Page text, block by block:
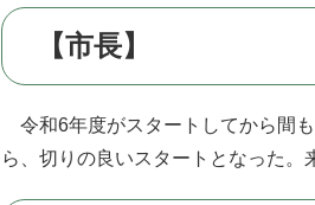
【市長】
令和6年度がスタートしてから間
ら、切りの良いスタートとなった。